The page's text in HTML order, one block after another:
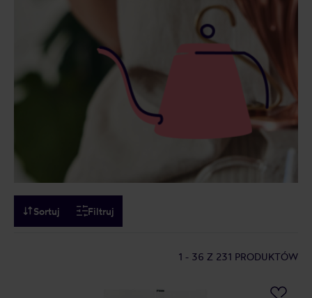
Sortuj Filtruj
1 - 36 Z 231 PRODUKTÓW